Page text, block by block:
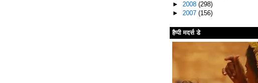
► 2008 (298)
► 2007 (156)
हैप्पी मदर्स डे